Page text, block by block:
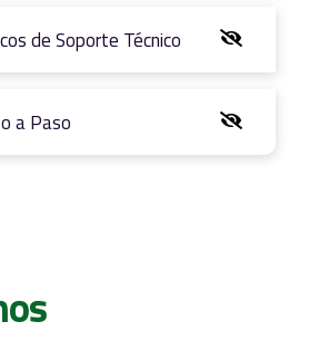
de Soporte Técnico
a Paso